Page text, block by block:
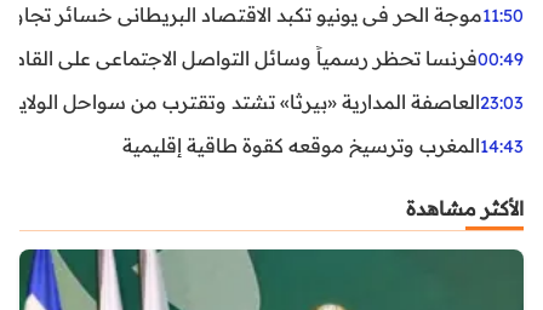
11:50موجة الحر في يونيو تكبد الاقتصاد البريطاني خسائر تجاوزت 1.5 مليار
00:49فرنسا تحظر رسمياً وسائل التواصل الاجتماعي على القاصرين
23:03العاصفة المدارية «بيرثا» تشتد وتقترب من سواحل
14:43المغرب وترسيخ موقعه كقوة طاقية إقليمية
الأكثر مشاهدة